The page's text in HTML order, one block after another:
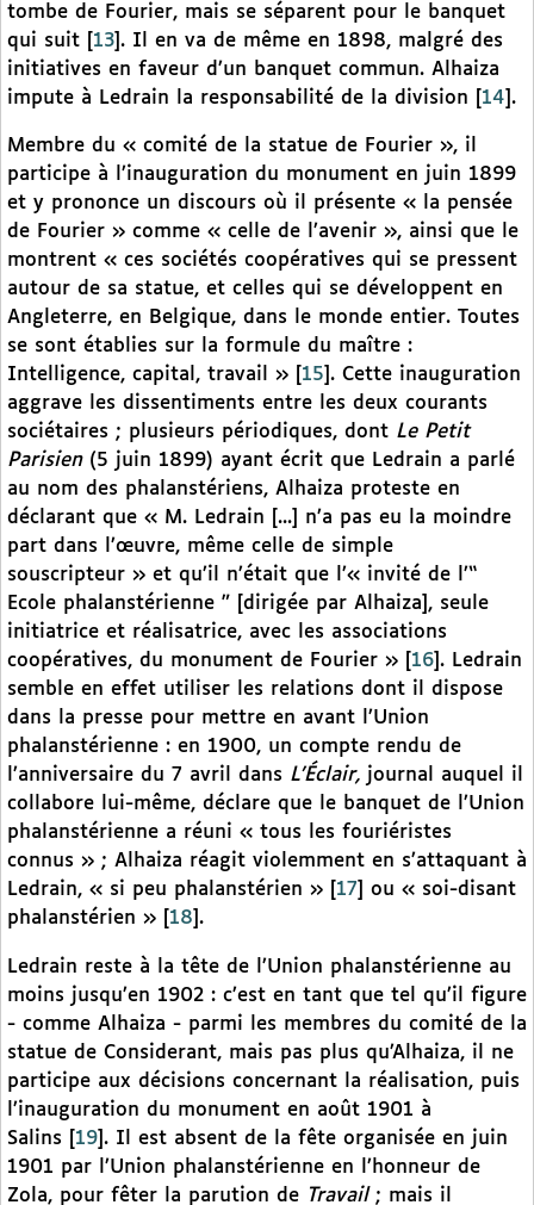
tombe de Fourier, mais se séparent pour le banquet
qui suit
13 . Il en va de même en 1898, malgré des
initiatives en faveur d’un banquet commun. Alhaiza
impute à Ledrain la responsabilité de la division
14 .
Membre du « comité de la statue de Fourier », il
participe à l’inauguration du monument en juin 1899
et y prononce un discours où il présente « la pensée
de Fourier » comme « celle de l’avenir », ainsi que le
montrent « ces sociétés coopératives qui se pressent
autour de sa statue, et celles qui se développent en
Angleterre, en Belgique, dans le monde entier. Toutes
se sont établies sur la formule du maître :
Intelligence, capital, travail »
15 . Cette inauguration
aggrave les dissentiments entre les deux courants
sociétaires ; plusieurs périodiques, dont Le Petit
Parisien (5 juin 1899) ayant écrit que Ledrain a parlé
au nom des phalanstériens, Alhaiza proteste en
déclarant que « M. Ledrain [...] n’a pas eu la moindre
part dans l’œuvre, même celle de simple
souscripteur » et qu’il n’était que l’« invité de l’“
Ecole phalanstérienne ” [dirigée par Alhaiza], seule
initiatrice et réalisatrice, avec les associations
coopératives, du monument de Fourier »
16 . Ledrain
semble en effet utiliser les relations dont il dispose
dans la presse pour mettre en avant l’Union
phalanstérienne : en 1900, un compte rendu de
l’anniversaire du 7 avril dans L’Éclair, journal auquel il
collabore lui-même, déclare que le banquet de l’Union
phalanstérienne a réuni « tous les fouriéristes
connus » ; Alhaiza réagit violemment en s’attaquant à
Ledrain, « si peu phalanstérien »
17
ou « soi-disant
phalanstérien »
18 .
Ledrain reste à la tête de l’Union phalanstérienne au
moins jusqu’en 1902 : c’est en tant que tel qu’il figure
- comme Alhaiza - parmi les membres du comité de la
statue de Considerant, mais pas plus qu’Alhaiza, il ne
participe aux décisions concernant la réalisation, puis
l’inauguration du monument en août 1901 à
Salins
19 . Il est absent de la fête organisée en juin
1901 par l’Union phalanstérienne en l’honneur de
Zola, pour fêter la parution de Travail; mais il